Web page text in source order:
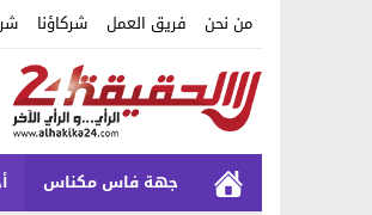
من نحن فريق العمل شركاؤنا
جهة فاس مكناس